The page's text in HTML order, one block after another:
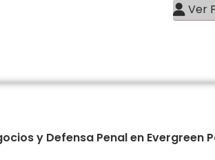
Ver
y Defensa Penal en Evergreen